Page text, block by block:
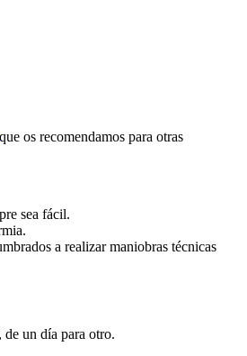
os recomendamos para otras
sea fácil.
a realizar maniobras técnicas
un día para otro.